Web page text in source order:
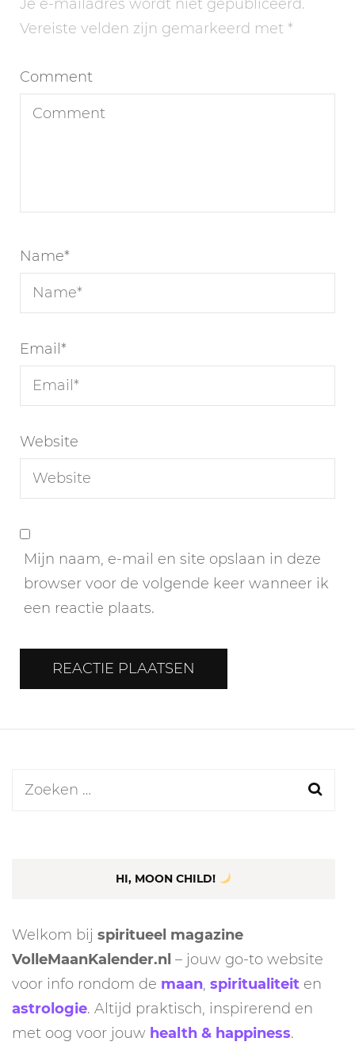
Je e-mailadres wordt niet gepubliceerd.
Vereiste velden zijn gemarkeerd met *
Comment
Name*
Email *
Website
Mijn naam, e-mail en site opslaan in deze
browser voor de volgende keer wanneer ik
een reactie plaats.
Zoeken
HI, MOON CHILD!
Welkom bij spiritueel magazine
VolleMaanKalender.nl – jouw go-to website
voor info rondom de maan, spiritualiteit en
astrologie. Altijd praktisch, inspirerend en
met oog voor jouw health & happiness.